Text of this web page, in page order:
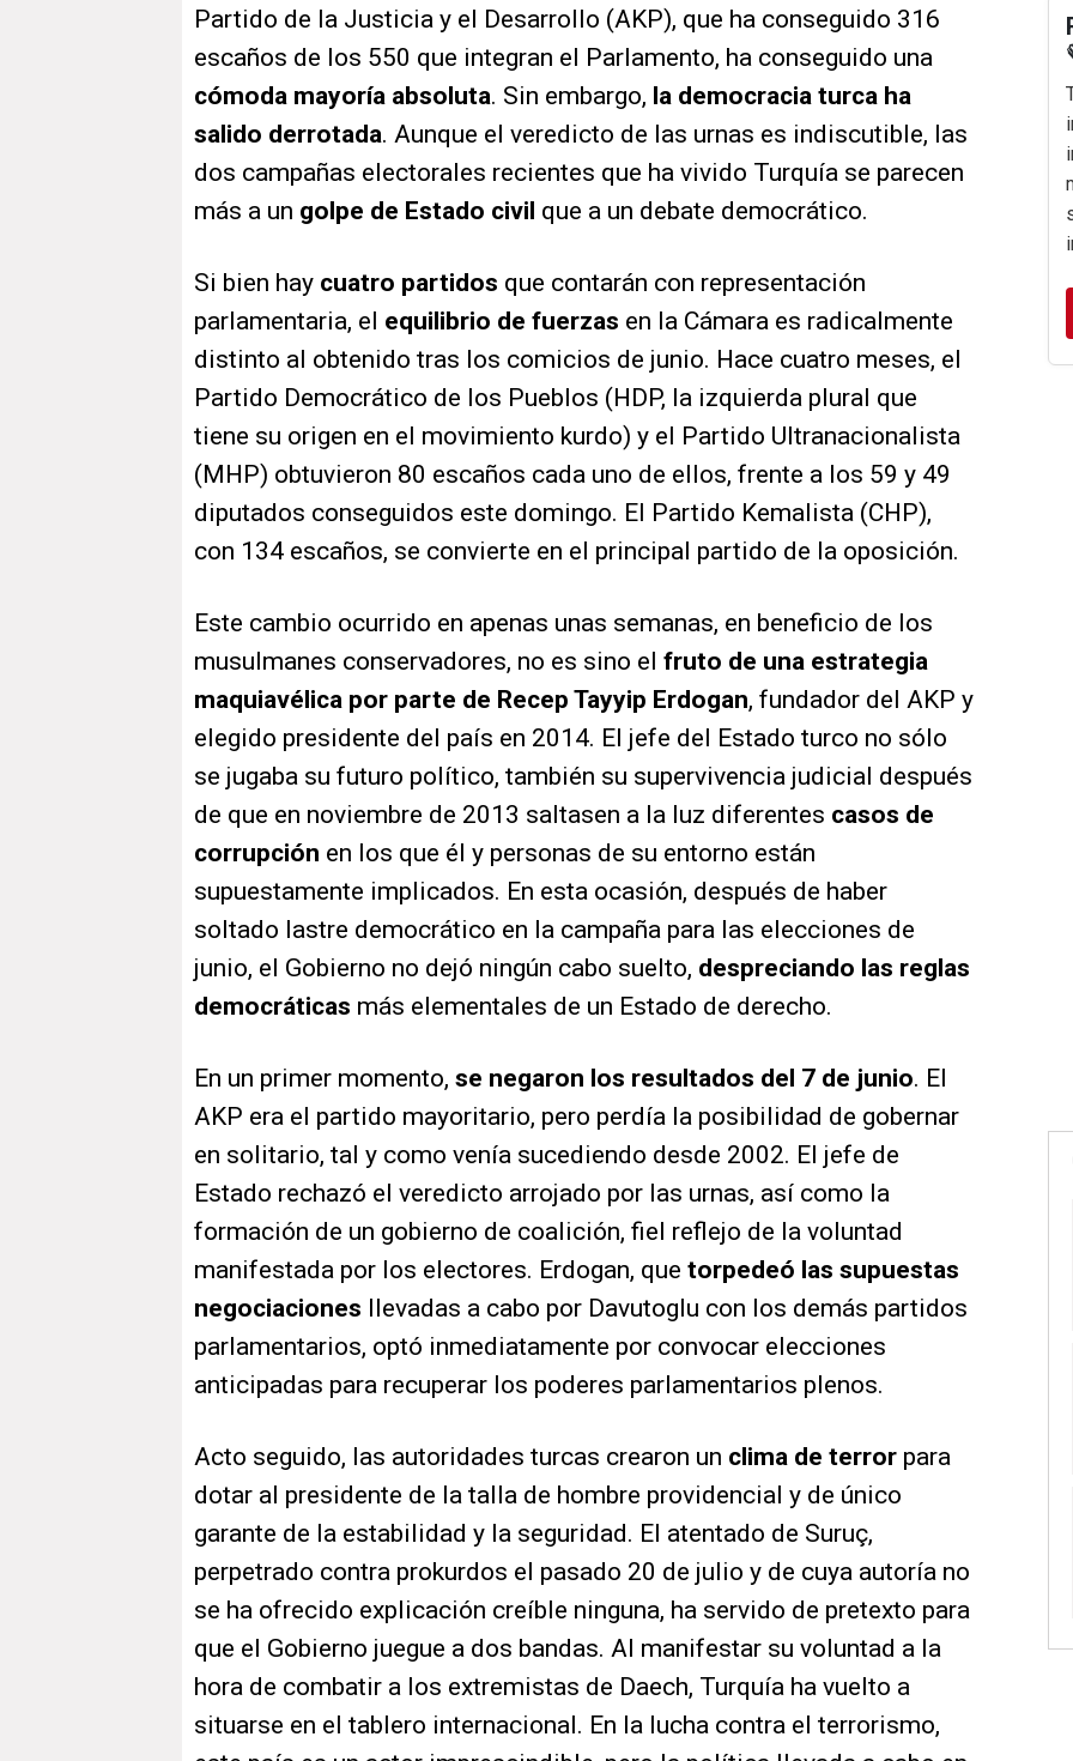
Partido de la Justicia y el Desarrollo (AKP), que ha conseguido 316
escaños de los 550 que integran el Parlamento, ha conseguido una
cómoda mayoría absoluta. Sin embargo, la democracia turca ha
salido derrotada. Aunque el veredicto de las urnas es indiscutible, las
dos campañas electorales recientes que ha vivido Turquía se parecen
más a un golpe de Estado civil que a un debate democrático.
Si bien hay cuatro partidos que contarán con representación
parlamentaria, el equilibrio de fuerzas en la Cámara es radicalmente
distinto al obtenido tras los comicios de junio. Hace cuatro meses, el
Partido Democrático de los Pueblos (HDP, la izquierda plural que
tiene su origen en el movimiento kurdo) y el Partido Ultranacionalista
(MHP) obtuvieron 80 escaños cada uno de ellos, frente a los 59 y 49
diputados conseguidos este domingo. El Partido Kemalista (CHP),
con 134 escaños, se convierte en el principal partido de la oposición.
Este cambio ocurrido en apenas unas semanas, en beneficio de los
musulmanes conservadores, no es sino el fruto de una estrategia
maquiavélica por parte de Recep Tayyip Erdogan, fundador del AKP y
elegido presidente del país en 2014. El jefe del Estado turco no sólo
se jugaba su futuro político, también su supervivencia judicial después
de que en noviembre de 2013 saltasen a la luz diferentes casos de
corrupción en los que él y personas de su entorno están
supuestamente implicados. En esta ocasión, después de haber
soltado lastre democrático en la campaña para las elecciones de
junio, el Gobierno no dejó ningún cabo suelto, despreciando las reglas
democráticas más elementales de un Estado de derecho.
En un primer momento, se negaron los resultados del 7 de junio. El
AKP era el partido mayoritario, pero perdía la posibilidad de gobernar
en solitario, tal y como venía sucediendo desde 2002. El jefe de
Estado rechazó el veredicto arrojado por las urnas, así como la
formación de un gobierno de coalición, fiel reflejo de la voluntad
manifestada por los electores. Erdogan, que torpedeó las supuestas
negociaciones llevadas a cabo por Davutoglu con los demás partidos
parlamentarios, optó inmediatamente por convocar elecciones
anticipadas para recuperar los poderes parlamentarios plenos.
Acto seguido, las autoridades turcas crearon un clima de terror para
dotar al presidente de la talla de hombre providencial y de único
garante de la estabilidad y la seguridad. El atentado de Suruç,
perpetrado contra prokurdos el pasado 20 de julio y de cuya autoría no
se ha ofrecido explicación creíble ninguna, ha servido de pretexto para
que el Gobierno juegue a dos bandas. Al manifestar su voluntad a la
hora de combatir a los extremistas de Daech, Turquía ha vuelto a
situarse en el tablero internacional. En la lucha contra el terrorismo,